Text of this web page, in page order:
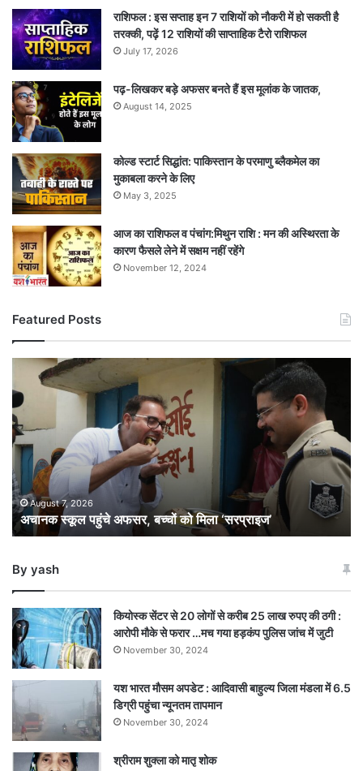
राशिफल : इस सप्ताह इन 7 राशियों को नौकरी में हो सकती है
तरक्की, पढ़ें 12 राशियों की साप्ताहिक टैरो राशिफल
July 17, 2026
पढ़-लिखकर बड़े अफसर बनते हैं इस मूलांक के जातक,
August 14, 2025
कोल्ड स्टार्ट सिद्धांत: पाकिस्तान के परमाणु ब्लैकमेल का
मुकाबला करने के लिए
May 3, 2025
आज का राशिफल व पंचांग:मिथुन राशि : मन की अस्थिरता के
कारण फैसले लेने में सक्षम नहीं रहेंगे
November 12, 2024
Featured Posts
अचानक
पहुंचे
अफसर,
बच्चों
को
मिला
‘सरप्राइज’
August 7, 2026
अचानक स्कूल पहुंचे अफसर, बच्चों को मिला ‘सरप्राइज’
By yash
कियोस्क सेंटर से 20 लोगों से करीब 25 लाख रुपए की ठगी :
आरोपी मौके से फरार …मच गया हड़कंप पुलिस जांच में जुटी
November 30, 2024
यश भारत मौसम अपडेट : आदिवासी बाहुल्य जिला मंडला में 6.5
डिग्री पहुंचा न्यूनतम तापमान
November 30, 2024
श्रीराम शुक्ला को मातृ शोक